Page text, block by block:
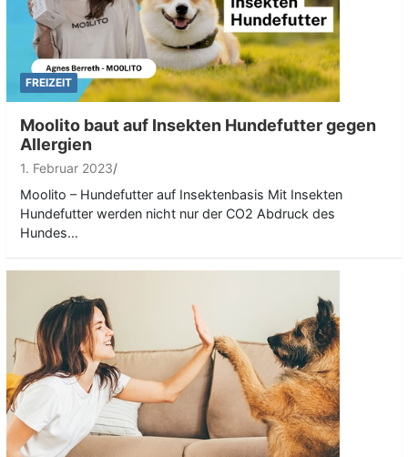
FREIZEIT
Moolito baut auf Insekten Hundefutter gegen
Allergien
1. Februar 2023
Moolito – Hundefutter auf Insektenbasis Mit Insekten
Hundefutter werden nicht nur der CO2 Abdruck des
Hundes…